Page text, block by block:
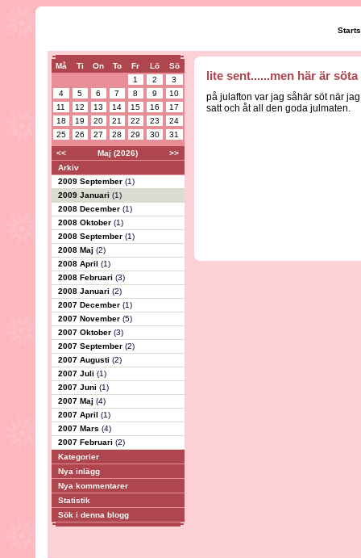
Må Ti On To Fr Lö
Sö
1
2
3
4
5 6 7 8 9
10
11
12 13 14 15 16
17
18
19 20 21 22 23
24
25
26 27 28 29 30 31
<< Maj (2026)
>>
Arkiv
2009 September (1)
2009 Januari (1)
2008 December (1)
2008 Oktober (1)
2008 September (1)
2008 Maj (2)
2008 April (1)
2008 Februari (3)
2008 Januari (2)
2007 December (1)
2007 November (5)
2007 Oktober (3)
2007 September (2)
2007 Augusti (2)
2007 Juli (1)
2007 Juni (1)
2007 Maj (4)
2007 April (1)
2007 Mars (4)
2007 Februari (2)
Kategorier
Nya inlägg
Nya kommentarer
Statistik
Sök i denna blogg
lite sent......men här är
på julafton var jag såhär söt när jag
satt och åt all den goda julmaten.